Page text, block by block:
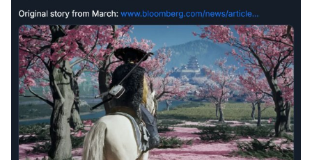
ぴのビスチェ」可愛い！そしてメドローアやギガバーストき
たー！
私の彼に裏表がなさすぎる 第3話
【虹ヶ咲】「夏はせつ泣き」がキャッチコピーの映画【ラブ
ライブ！】
【ウマ娘】ウマ娘バストTOP20
【悲報】ハンターハンター連載再開の様子、全くないｗｗｗ
ｗｗｗｗｗｗｗｗｗｗ
野田昇吾、初の準優進出目前も「一回希望」で賞典除外
高市政権に媚びて偏向報道まみれの産経新聞、コスト上昇に
耐えられず東北6県撤退を発表